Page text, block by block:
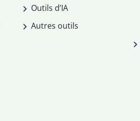
Outils d’IA
Autres outils